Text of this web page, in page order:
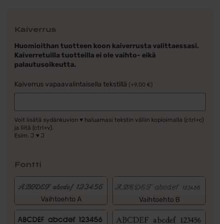
Kaiverrus
Huomioithan tuotteen koon kaiverrusta valittaessasi.
Kaiverretuilla tuotteilla ei ole vaihto- eikä
palautusoikeutta.
Kaiverrus vapaavalintaisella tekstillä (+9,00 €)
Voit lisätä sydänkuvion ♥ haluamasi tekstin väliin kopioimalla (ctrl+c)
ja liitä (ctrl+v).
Esim. J ♥ J
Fontti
Vaihtoehto A Vaihtoehto B